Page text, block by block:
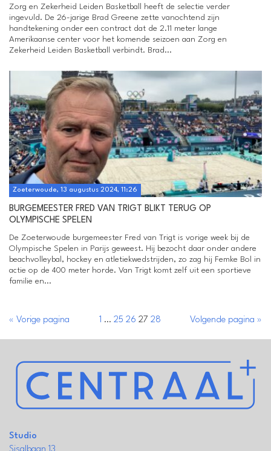
Zorg en Zekerheid Leiden Basketball heeft de selectie verder
ingevuld. De 26-jarige Brad Greene zette vanochtend zijn
handtekening onder een contract dat de 2.11 meter lange
Amerikaanse center voor het komende seizoen aan Zorg en
Zekerheid Leiden Basketball verbindt. Brad...
Zoeterwoude, 13 augustus 2024, 11:26
BURGEMEESTER FRED VAN TRIGT BLIKT TERUG OP
OLYMPISCHE SPELEN
De Zoeterwoude burgemeester Fred van Trigt is vorige week bij de
Olympische Spelen in Parijs geweest. Hij bezocht daar onder andere
beachvolleybal, hockey en atletiekwedstrijden, zo zag hij Femke Bol in
actie op de 400 meter horde. Van Trigt komt zelf uit een sportieve
familie en...
« Vorige pagina 1 … 25 26 27 28 Volgende pagina »
Studio